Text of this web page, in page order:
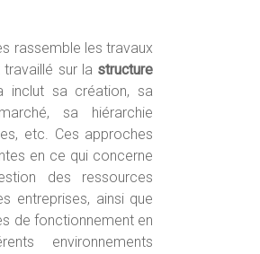
rassemble les travaux
sur la structure
inclut sa création, sa
sa hiérarchie
etc. Ces approches
en ce qui concerne
des ressources
entreprises, ainsi que
de fonctionnement en
environnements